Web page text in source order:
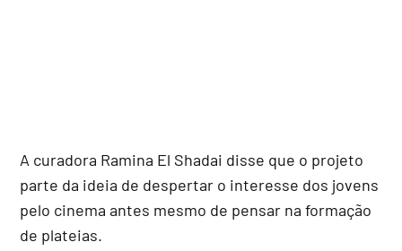
A curadora Ramina El Shadai disse que o projeto
parte da ideia de despertar o interesse dos jovens
pelo cinema antes mesmo de pensar na formação
de plateias.